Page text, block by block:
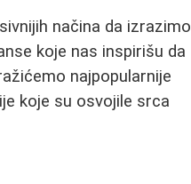
načina da izrazimo
koje nas inspirišu da
najpopularnije
koje su osvojile srca